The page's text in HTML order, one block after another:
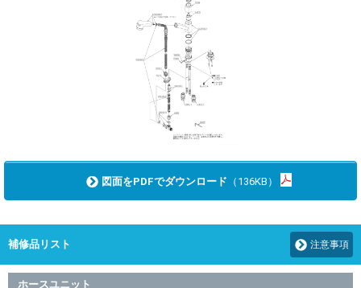
図面をPDFでダウンロード （136KB）
補修品リスト 注意事項
ホースユニット